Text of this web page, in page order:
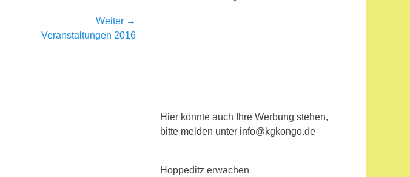
Weiter →
Veranstaltungen 2016
Hier könnte auch Ihre Werbung stehen,
bitte melden unter info@kgkongo.de
Hoppeditz erwachen